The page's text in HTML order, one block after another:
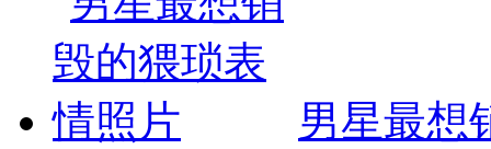
男星最想